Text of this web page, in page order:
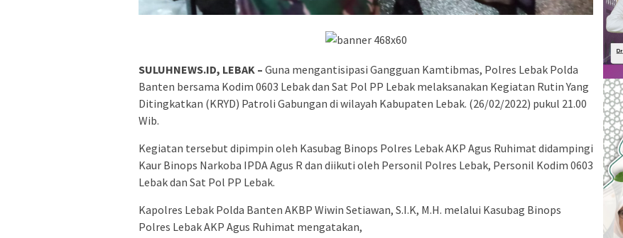
SULUHNEWS.ID, LEBAK – Guna mengantisipasi Gangguan Kamtibmas, Polres Lebak Polda
Banten bersama Kodim 0603 Lebak dan Sat Pol PP Lebak melaksanakan Kegiatan Rutin Yang
Ditingkatkan (KRYD) Patroli Gabungan di wilayah Kabupaten Lebak. (26/02/2022) pukul 21.00
Wib.
Kegiatan tersebut dipimpin oleh Kasubag Binops Polres Lebak AKP Agus Ruhimat didampingi
Kaur Binops Narkoba IPDA Agus R dan diikuti oleh Personil Polres Lebak, Personil Kodim 0603
Lebak dan Sat Pol PP Lebak.
Kapolres Lebak Polda Banten AKBP Wiwin Setiawan, S.I.K, M.H. melalui Kasubag Binops
Polres Lebak AKP Agus Ruhimat mengatakan,